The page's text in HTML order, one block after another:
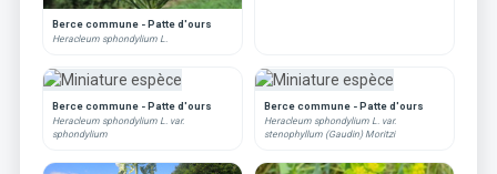
Berce commune - Patte d'ours
Heracleum sphondylium L.
Berce commune - Patte d'ours
Heracleum sphondylium L. var.
sphondylium
Berce commune - Patte d'ours
Heracleum sphondylium L. var.
stenophyllum (Gaudin) Moritzi